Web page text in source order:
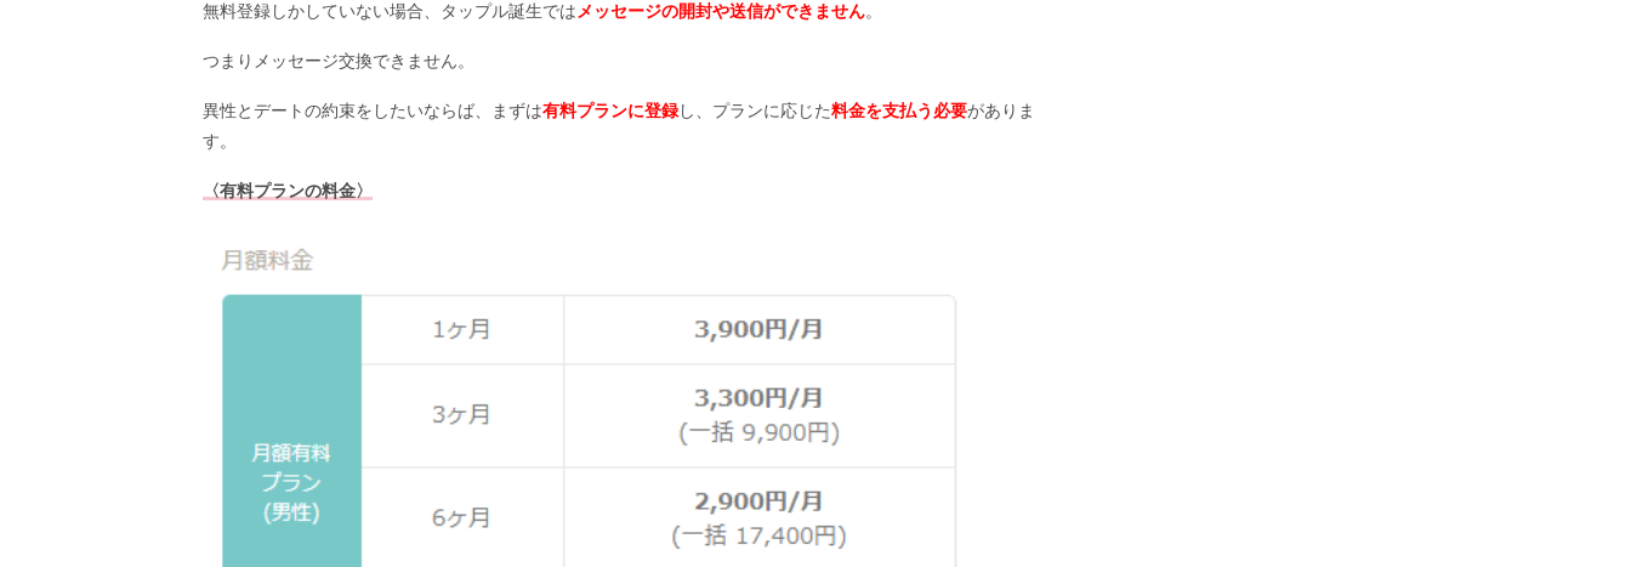
無料登録しかしていない場合、タップル誕生では メッセージの開封や送信ができません。
つまりメッセージ交換できません。
異性とデートの約束をしたいならば、まずは有料プランに登録し、プランに応じた料金を支払う必要がありま
す。
〈有料プランの料金〉